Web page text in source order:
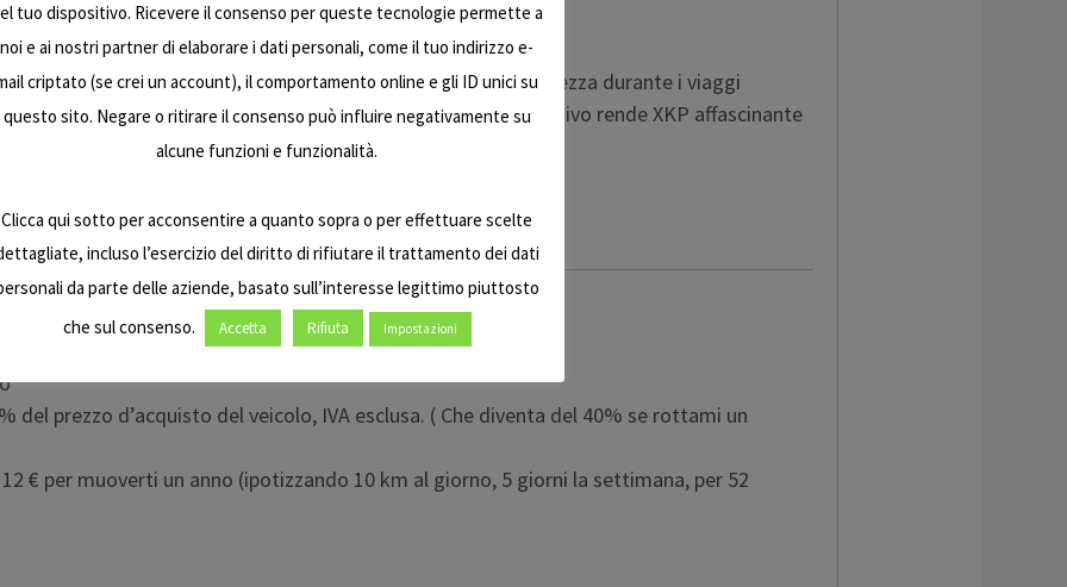
la sua parte.
luminoso e più bello per garantire la massima visibilità e sicurezza durante i viaggi
non è da meno: con il suo design moderno e innovativo rende XKP affascinante
completa (da 0 a 100%)
versione L3, 87 km per la versione L1
fare i conti. Sempre.
del prezzo d’acquisto del veicolo, IVA esclusa. ( Che diventa del 40% se rottami un
€ per muoverti un anno (ipotizzando 10 km al giorno, 5 giorni la settimana, per 52
tuo dispositivo. Ricevere il consenso per queste tecnologie permette a
noi e ai nostri partner di elaborare i dati personali, come il tuo indirizzo e-
criptato (se crei un account), il comportamento online e gli ID unici su
questo sito. Negare o ritirare il consenso può influire negativamente su
alcune funzioni e funzionalità.
Clicca qui sotto per acconsentire a quanto sopra o per effettuare scelte
incluso l’esercizio del diritto di rifiutare il trattamento dei dati
da parte delle aziende, basato sull’interesse legittimo piuttosto
che sul consenso.
Accetta Rifiuta Impostazioni